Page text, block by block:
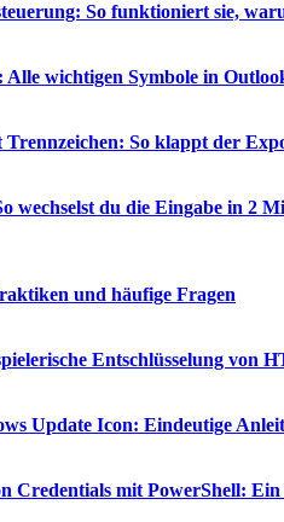
So funktioniert sie,
wichtigen Symbole in
So klappt der
wechselst du die Eingabe in 2
und häufige Fragen
Entschlüsselung von
Update Icon: Eindeutige
Credentials mit PowerShell: